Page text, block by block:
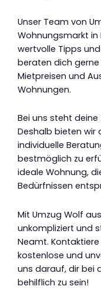
Unser Team von
Wohnungsmarkt
wertvolle Tipps
beraten dich
Mietpreisen und
Wohnungen.
Bei uns steht
Deshalb bieten wir
individuelle
bestmöglich zu
ideale Wohnung,
Bedürfnissen
Mit Umzug Wolf
unkompliziert und
Neamt.
kostenlose und
uns darauf, dir bei
behilflich zu sein!